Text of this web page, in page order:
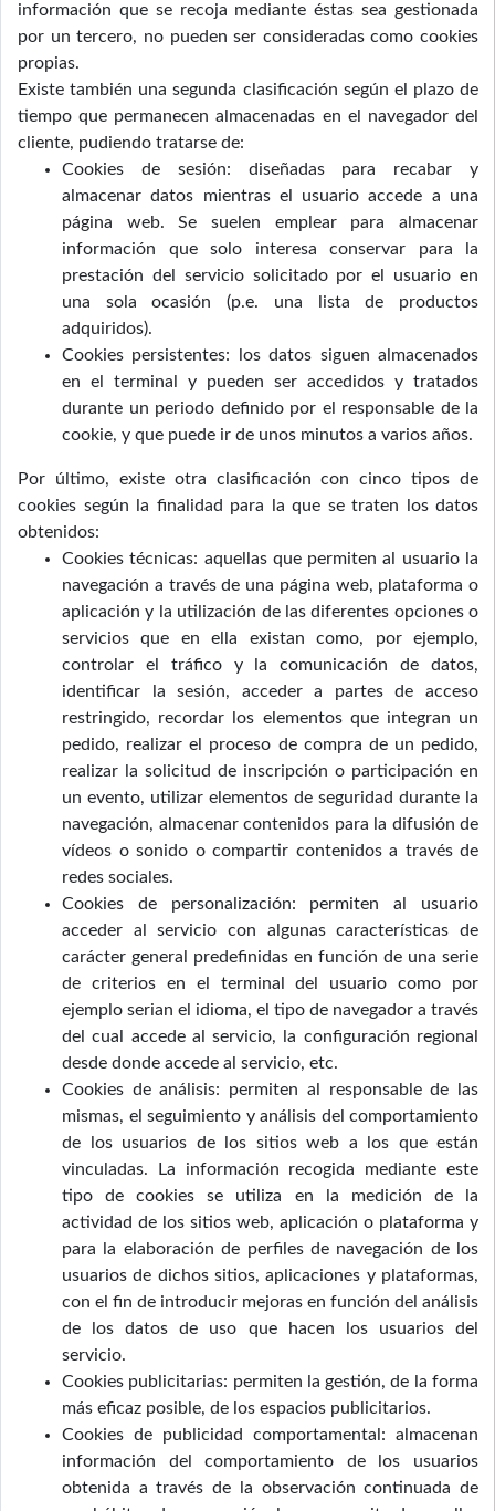
información que se recoja mediante éstas sea gestionada
por un tercero, no pueden ser consideradas como cookies
propias.
Existe también una segunda clasificación según el plazo de
tiempo que permanecen almacenadas en el navegador del
cliente, pudiendo tratarse de:
Cookies de sesión: diseñadas para recabar y
almacenar datos mientras el usuario accede a una
página web. Se suelen emplear para almacenar
información que solo interesa conservar para la
prestación del servicio solicitado por el usuario en
una sola ocasión (p.e. una lista de productos
adquiridos).
Cookies persistentes: los datos siguen almacenados
en el terminal y pueden ser accedidos y tratados
durante un periodo definido por el responsable de la
cookie, y que puede ir de unos minutos a varios años.
Por último, existe otra clasificación con cinco tipos de
cookies según la finalidad para la que se traten los datos
obtenidos:
Cookies técnicas: aquellas que permiten al usuario la
navegación a través de una página web, plataforma o
aplicación y la utilización de las diferentes opciones o
servicios que en ella existan como, por ejemplo,
controlar el tráfico y la comunicación de datos,
identificar la sesión, acceder a partes de acceso
restringido, recordar los elementos que integran un
pedido, realizar el proceso de compra de un pedido,
realizar la solicitud de inscripción o participación en
un evento, utilizar elementos de seguridad durante la
navegación, almacenar contenidos para la difusión de
vídeos o sonido o compartir contenidos a través de
redes sociales.
Cookies de personalización: permiten al usuario
acceder al servicio con algunas características de
carácter general predefinidas en función de una serie
de criterios en el terminal del usuario como por
ejemplo serian el idioma, el tipo de navegador a través
del cual accede al servicio, la configuración regional
desde donde accede al servicio, etc.
Cookies de análisis: permiten al responsable de las
mismas, el seguimiento y análisis del comportamiento
de los usuarios de los sitios web a los que están
vinculadas. La información recogida mediante este
tipo de cookies se utiliza en la medición de la
actividad de los sitios web, aplicación o plataforma y
para la elaboración de perfiles de navegación de los
usuarios de dichos sitios, aplicaciones y plataformas,
con el fin de introducir mejoras en función del análisis
de los datos de uso que hacen los usuarios del
servicio.
Cookies publicitarias: permiten la gestión, de la forma
más eficaz posible, de los espacios publicitarios.
Cookies de publicidad comportamental: almacenan
información del comportamiento de los usuarios
obtenida a través de la observación continuada de